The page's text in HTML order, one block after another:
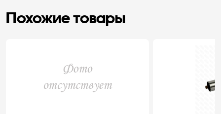
Похожие товары